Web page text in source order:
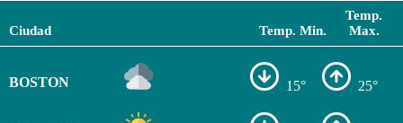
Ciudad Temp. Min.
Temp.
Max.
BOSTON 15° 25°